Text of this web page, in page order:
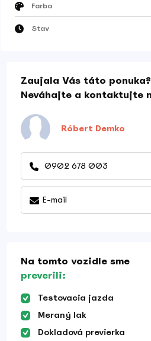
Farba
Stav
Zaujala Vás táto ponuka?
Neváhajte a kontaktujte
Róbert Demko
0902 678 003
E-mail
Na tomto vozidle sme
preverili:
Testovacia jazda
Meraný lak
Dokladová previerka